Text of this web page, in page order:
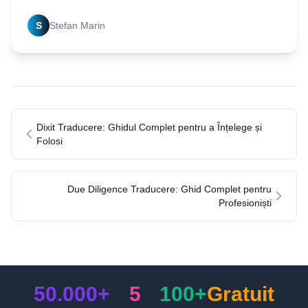
traducere autorizată. Simplifică-ți procesul și alege
S Stefan Marin
Dixit Traducere: Ghidul Complet pentru a Înțelege și
Folosi
Due Diligence Traducere: Ghid Complet pentru
Profesioniști
50.000+ 5 100+Gratuit